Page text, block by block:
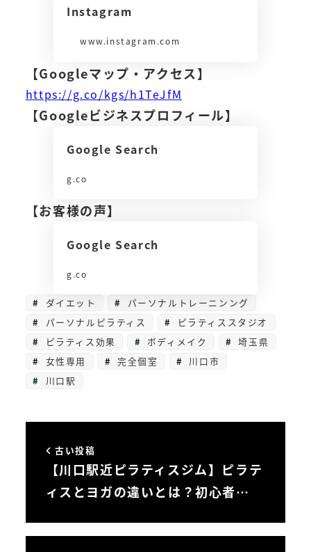
Instagram
www.instagram.com
【Googleマップ・アクセス】
https://g.co/kgs/h1TeJfM
【Googleビジネスプロフィール】
Google Search
g.co
【お客様の声】
Google Search
g.co
ダイエット
パーソナルトレーニンング
パーソナルピラティス
ピラティススタジオ
ピラティス効果
ボディメイク
埼玉県
女性専用
完全個室
川口市
川口駅
古い投稿
【川口駅近ピラティスジム】ピラテ
ィスとヨガの違いとは？初心者…